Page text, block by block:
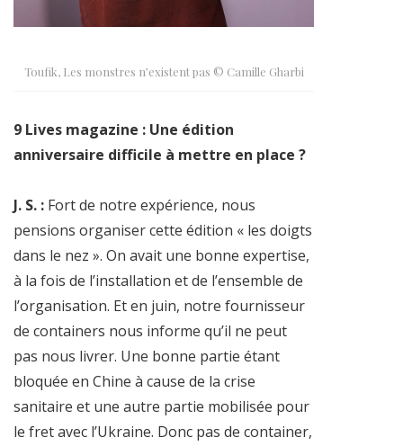
Toufik, Les monstres n’existent pas © Camille Gharbi
9 Lives magazine : Une édition
anniversaire difficile à mettre en place ?
J. S. : Fort de notre expérience, nous
pensions organiser cette édition « les doigts
dans le nez ». On avait une bonne expertise,
à la fois de l’installation et de l’ensemble de
l’organisation. Et en juin, notre fournisseur
de containers nous informe qu’il ne peut
pas nous livrer. Une bonne partie étant
bloquée en Chine à cause de la crise
sanitaire et une autre partie mobilisée pour
le fret avec l’Ukraine. Donc pas de container,